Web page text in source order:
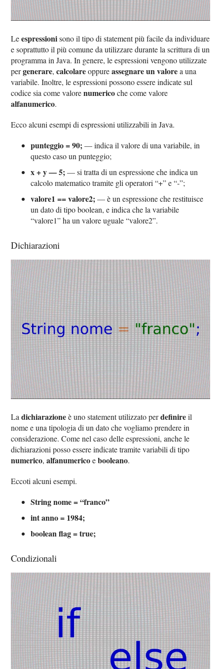
Leespressionisono il tipo di statement più facile da individuare
e soprattutto il più comune da utilizzare durante la scrittura di un
programma in Java. In genere, le espressioni vengono utilizzate
pergenerare,calcolareoppureassegnare un valorea una
variabile. Inoltre, le espressioni possono essere indicate sul
codice sia come valorenumericoche come valore
alfanumerico.
Ecco alcuni esempi di espressioni utilizzabili in Java.
punteggio = 90;— indica il valore di una variabile, in
questo caso un punteggio;
x + y — 5;— si tratta di un espressione che indica un
calcolo matematico tramite gli operatori “+” e “-”;
valore1 == valore2;— è un espressione che restituisce
un dato di tipo boolean, e indica che la variabile
“valore1” ha un valore uguale “valore2”.
Dichiarazioni
Ladichiarazioneè uno statement utilizzato perdefinireil
nome e una tipologia di un dato che vogliamo prendere in
considerazione. Come nel caso delle espressioni, anche le
dichiarazioni posso essere indicate tramite variabili di tipo
numerico,alfanumericoebooleano.
Eccoti alcuni esempi.
String nome = “franco”
int anno = 1984;
boolean flag = true;
Condizionali